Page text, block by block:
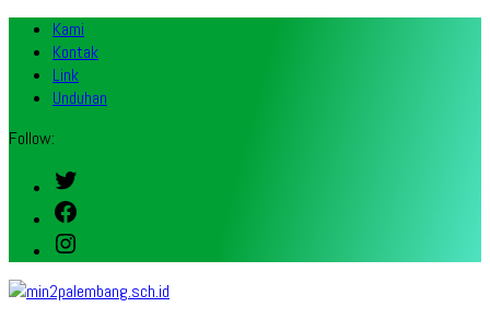
Kami
Kontak
Link
Unduhan
Follow:
Twitter
Facebook
Instagram